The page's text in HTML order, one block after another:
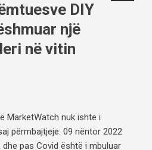
DIY
një
në vitin
MarketWatch nuk ishte i
përmbajtjeje. 09 nëntor 2022
pas Covid është i mbuluar